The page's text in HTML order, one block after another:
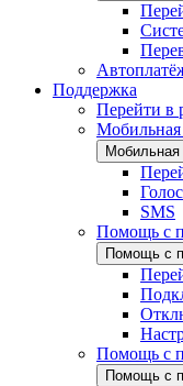
Поддержка
Перейти в
Мобильная
Мобильная
SMS
Помощь с
Помощь с
Помощь с
Помощь с